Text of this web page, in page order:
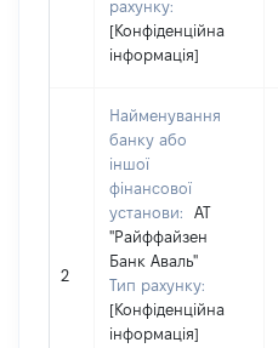
рахунку:
[Конфіденційна
інформація]
2
Найменування
банку або
іншої
фінансової
установи:
АТ
"Райффайзен
Банк Аваль"
Тип рахунку:
[Конфіденційна
інформація]